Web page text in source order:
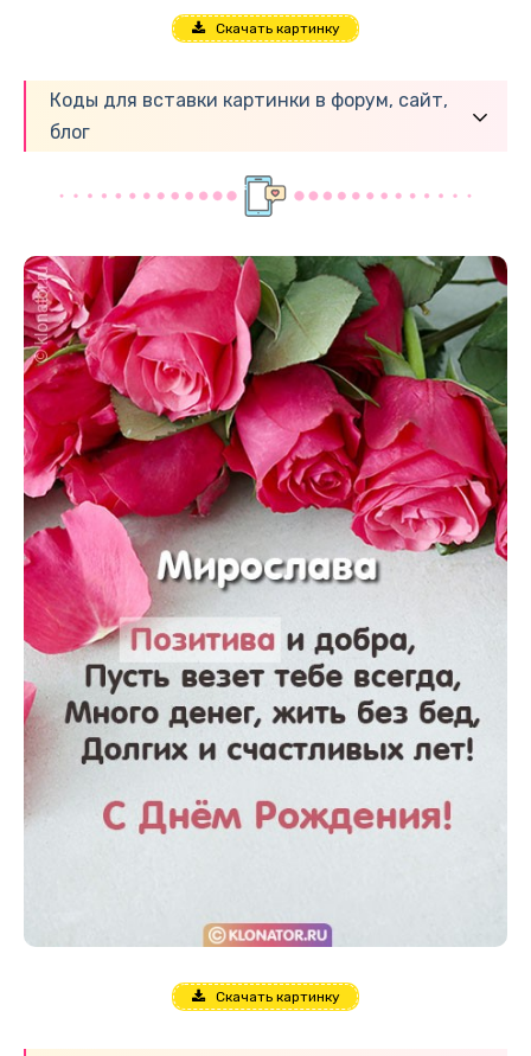
Скачать картинку
Коды для вставки картинки в форум, сайт,
блог
Скачать картинку